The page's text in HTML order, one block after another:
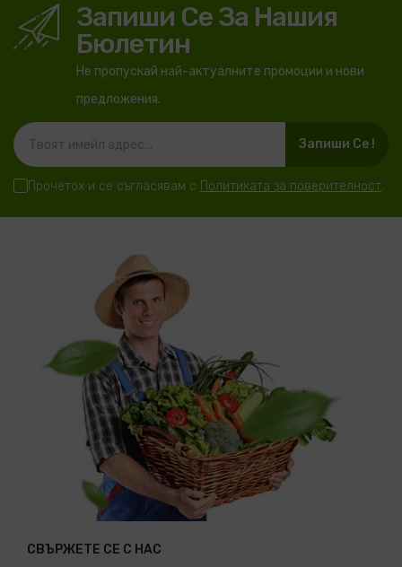
Запиши Се За Нашия
Бюлетин
Не пропускай най-актуалните промоции и нови
предложения.
Запиши Се !
Прочетох и се съгласявам с Политиката за поверителност.
СВЪРЖЕТЕ СЕ С НАС